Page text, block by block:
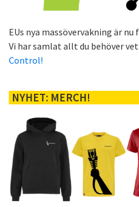
EUs nya massövervakning är
Vi har samlat allt du behöver
Control!
NYHET: MERCH!